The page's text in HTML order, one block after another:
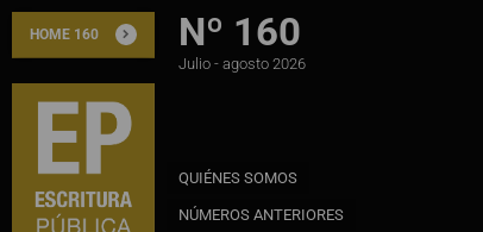
HOME 160 Nº 160
Julio - agosto 2026
QUIÉNES SOMOS
NÚMEROS ANTERIORES